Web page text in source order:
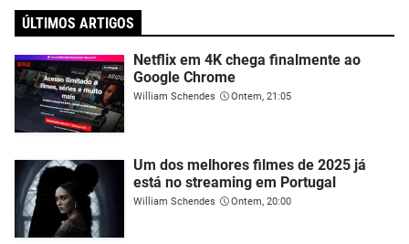
ÚLTIMOS ARTIGOS
Netflix em 4K chega finalmente ao
Google Chrome
William Schendes Ontem, 21:05
Um dos melhores filmes de 2025 já
está no streaming em Portugal
William Schendes Ontem, 20:00